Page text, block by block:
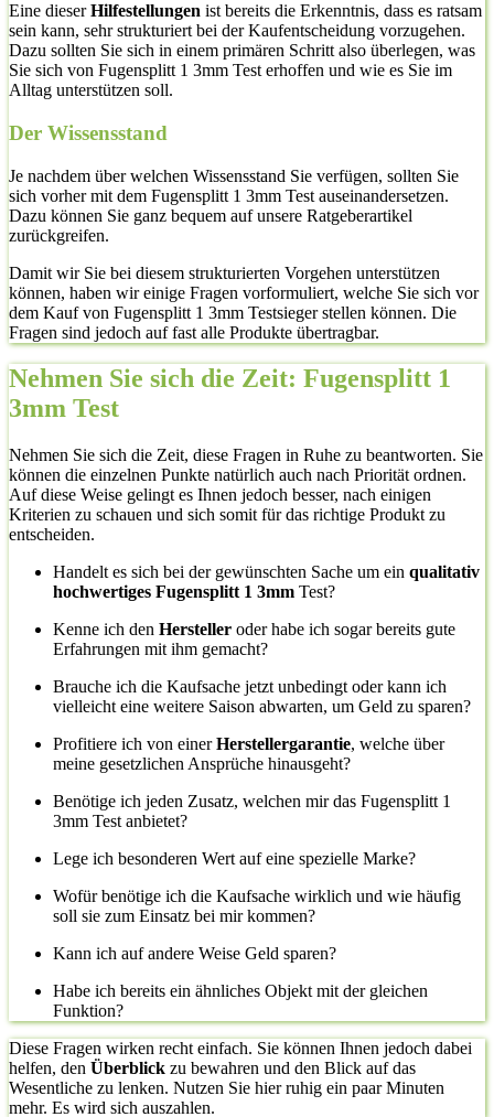
Eine dieserHilfestellungen ist bereits die Erkenntnis, dass es ratsam
sein kann, sehr strukturiert bei der Kaufentscheidung vorzugehen.
Dazu sollten Sie sich in einem primären Schritt also überlegen, was
Sie sich von Fugensplitt 1 3mm Test erhoffen und wie es Sie im
Alltag unterstützen soll.
Der Wissensstand
Je nachdem über welchen Wissensstand Sie verfügen, sollten Sie
sich vorher mit dem Fugensplitt 1 3mm Test auseinandersetzen.
Dazu können Sie ganz bequem auf unsere Ratgeberartikel
zurückgreifen.
Damit wir Sie bei diesem strukturierten Vorgehen unterstützen
können, haben wir einige Fragen vorformuliert, welche Sie sich vor
dem Kauf von Fugensplitt 1 3mm Testsieger stellen können. Die
Fragen sind jedoch auf fast alle Produkte übertragbar.
Nehmen Sie sich die Zeit: Fugensplitt 1
3mm Test
Nehmen Sie sich die Zeit, diese Fragen in Ruhe zu beantworten. Sie
können die einzelnen Punkte natürlich auch nach Priorität ordnen.
Auf diese Weise gelingt es Ihnen jedoch besser, nach einigen
Kriterien zu schauen und sich somit für das richtige Produkt zu
entscheiden.
Handelt es sich bei der gewünschten Sache um ein qualitativ
hochwertiges Fugensplitt 1 3mm Test?
Kenne ich den Hersteller oder habe ich sogar bereits gute
Erfahrungen mit ihm gemacht?
Brauche ich die Kaufsache jetzt unbedingt oder kann ich
vielleicht eine weitere Saison abwarten, um Geld zu sparen?
Profitiere ich von einerHerstellergarantie, welche über
meine gesetzlichen Ansprüche hinausgeht?
Benötige ich jeden Zusatz, welchen mir das Fugensplitt 1
3mm Test anbietet?
Lege ich besonderen Wert auf eine spezielle Marke?
Wofür benötige ich die Kaufsache wirklich und wie häufig
soll sie zum Einsatz bei mir kommen?
Kann ich auf andere Weise Geld sparen?
Habe ich bereits ein ähnliches Objekt mit der gleichen
Funktion?
Diese Fragen wirken recht einfach. Sie können Ihnen jedoch dabei
helfen, den Überblick zu bewahren und den Blick auf das
Wesentliche zu lenken. Nutzen Sie hier ruhig ein paar Minuten
mehr. Es wird sich auszahlen.